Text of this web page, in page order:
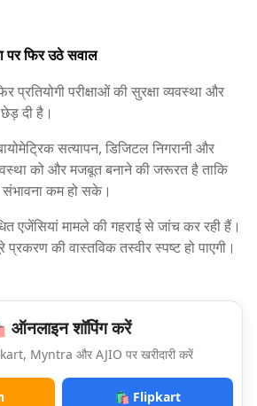
पर फिर उठे सवाल
प्रतियोगी परीक्षाओं की सुरक्षा व्यवस्था और
दी है।
सत्यापन, डिजिटल निगरानी और
को और मजबूत बनाने की जरूरत है ताकि
कम हो सके।
एजेंसियां मामले की गहराई से जांच कर रही हैं।
प्रकरण की वास्तविक तस्वीर स्पष्ट हो पाएगी।
शॉपिंग करें
Myntra और AJIO पर खरीदारी करें
🛍️ Flipkart